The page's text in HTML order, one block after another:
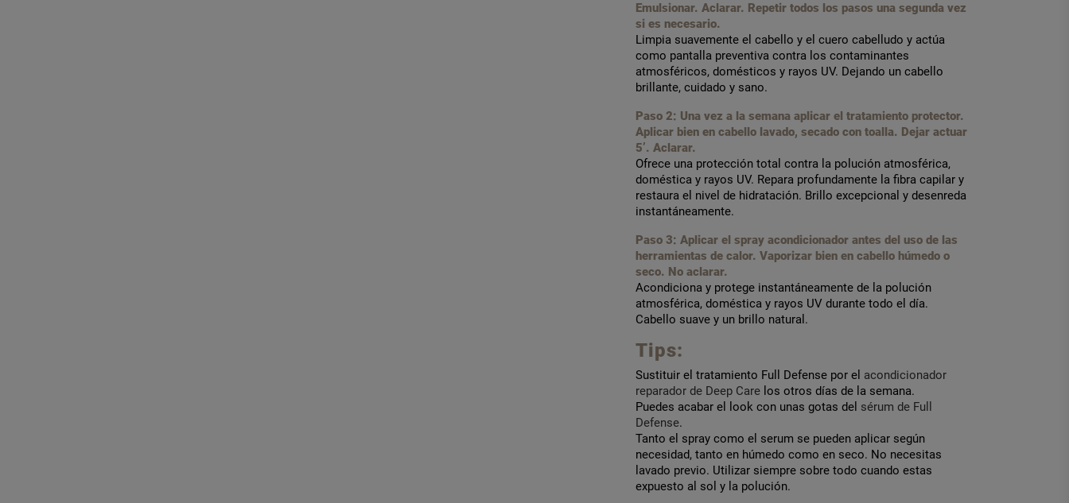
Emulsionar. Aclarar. Repetir todos los pasos una segunda vez
si es necesario.
Limpia suavemente el cabello y el cuero cabelludo y actúa
como pantalla preventiva contra los contaminantes
atmosféricos, domésticos y rayos UV. Dejando un cabello
brillante, cuidado y sano.
Paso 2: Una vez a la semana aplicar el tratamiento protector.
Aplicar bien en cabello lavado, secado con toalla. Dejar actuar
5’. Aclarar.
Ofrece una protección total contra la polución atmosférica,
doméstica y rayos UV. Repara profundamente la fibra capilar y
restaura el nivel de hidratación. Brillo excepcional y desenreda
instantáneamente.
Paso 3: Aplicar el spray acondicionador antes del uso de las
herramientas de calor. Vaporizar bien en cabello húmedo o
seco. No aclarar.
Acondiciona y protege instantáneamente de la polución
atmosférica, doméstica y rayos UV durante todo el día.
Cabello suave y un brillo natural.
Tips:
Sustituir el tratamiento Full Defense por el acondicionador
reparador de Deep Carelos otros días de la semana.
Puedes acabar el look con unas gotas del sérum de Full
Defense.
Tanto el spray como el serum se pueden aplicar según
necesidad, tanto en húmedo como en seco. No necesitas
lavado previo. Utilizar siempre sobre todo cuando estas
expuesto al sol y la polución.